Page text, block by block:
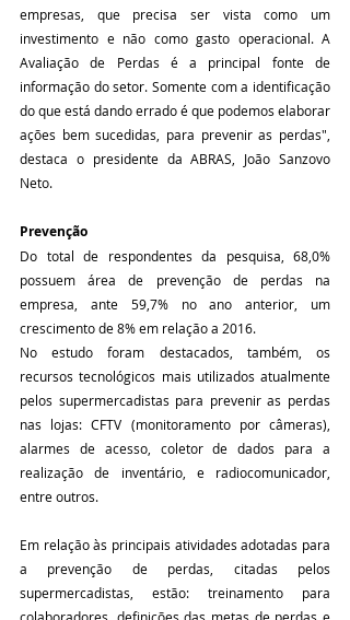
empresas, que precisa ser vista como um
investimento e não como gasto operacional. A
Avaliação de Perdas é a principal fonte de
informação do setor. Somente com a identificação
do que está dando errado é que podemos elaborar
ações bem sucedidas, para prevenir as perdas",
destaca o presidente da ABRAS, João Sanzovo
Neto.
Prevenção
Do total de respondentes da pesquisa, 68,0%
possuem área de prevenção de perdas na
empresa, ante 59,7% no ano anterior, um
crescimento de 8% em relação a 2016.
No estudo foram destacados, também, os
recursos tecnológicos mais utilizados atualmente
pelos supermercadistas para prevenir as perdas
nas lojas: CFTV (monitoramento por câmeras),
alarmes de acesso, coletor de dados para a
realização de inventário, e radiocomunicador,
entre outros.
Em relação às principais atividades adotadas para
a prevenção de perdas, citadas pelos
supermercadistas, estão: treinamento para